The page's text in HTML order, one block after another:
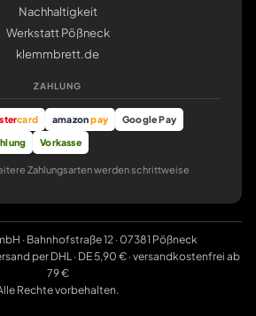
Nachhaltigkeit
Werkstatt Pößneck
klemmbrett.de
ZAHLUNG
card amazonpay
Google Pay
Vorkasse
Zahlungsarten werden schrittweise
· Bahnhofstraße 12 · 07381 Pößneck
per DHL · DE 5,90 € · versandkostenfrei ab
79 €
Rechte vorbehalten.